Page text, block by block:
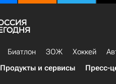
Биатлон ЗОЖ Хоккей
Продукты и сервисы Пресс-